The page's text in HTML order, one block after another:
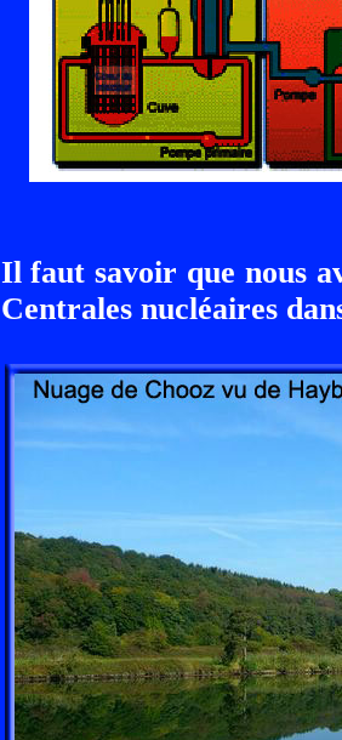
Il faut savoir que nous
Centrales nucléaires